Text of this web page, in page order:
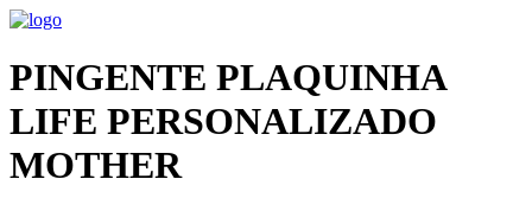
PINGENTE PLAQUINHA
LIFE PERSONALIZADO
MOTHER